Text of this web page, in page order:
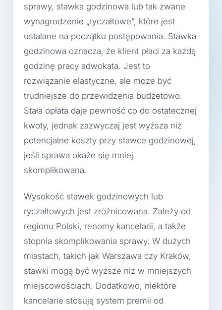
sprawy, stawka godzinowa lub tak zwane
wynagrodzenie „ryczałtowe”, które jest
ustalane na początku postępowania. Stawka
godzinowa oznacza, że klient płaci za każdą
godzinę pracy adwokata. Jest to
rozwiązanie elastyczne, ale może być
trudniejsze do przewidzenia budżetowo.
Stała opłata daje pewność co do ostatecznej
kwoty, jednak zazwyczaj jest wyższa niż
potencjalne koszty przy stawce godzinowej,
jeśli sprawa okaże się mniej
skomplikowana.
Wysokość stawek godzinowych lub
ryczałtowych jest zróżnicowana. Zależy od
regionu Polski, renomy kancelarii, a także
stopnia skomplikowania sprawy. W dużych
miastach, takich jak Warszawa czy Kraków,
stawki mogą być wyższe niż w mniejszych
miejscowościach. Dodatkowo, niektóre
kancelarie stosują system premii od